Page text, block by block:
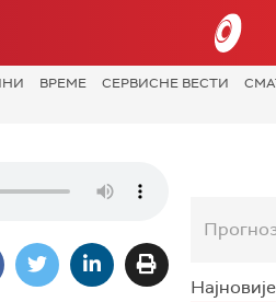
ВРЕМЕ СЕРВИСНЕ ВЕСТИ
Најновије